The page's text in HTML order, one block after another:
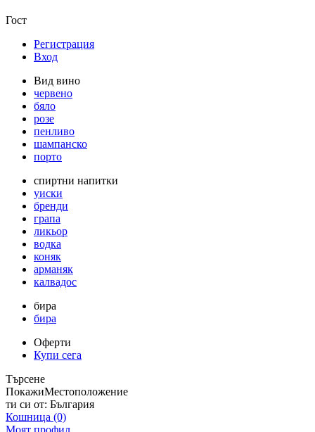
Гост
Регистрация
Вход
Вид вино
червено
бяло
розе
пенливо
шампанско
порто
спиртни напитки
уиски
бренди
грапа
ликьор
водка
коняк
арманяк
калвадос
бира
бира
Оферти
Купи сега
Търсене
ПокажиМестоположение
ти си от: България
Кошница (0)
Моят профил